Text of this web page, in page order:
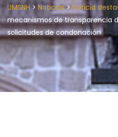
UMSNH> Noticias>Noticia
mecanismos de transparencia
solicitudes de condonación